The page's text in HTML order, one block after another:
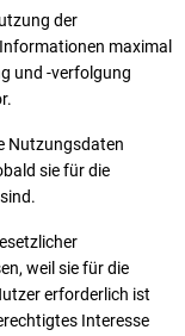
der
maximal
und -verfolgung
Nutzungsdaten
sie für die
weil sie für die
erforderlich ist
Interesse